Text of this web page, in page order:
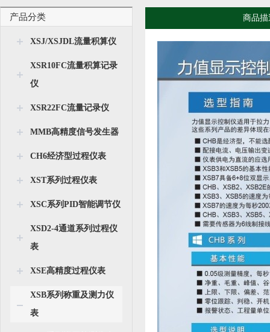
产品分类
XSJ/XSJDL流量积算仪
XSR10FC流量积算记录
仪
XSR22FC流量记录仪
MMB高精度信号发生器
CH6经济型过程仪表
XST系列过程仪表
XSC系列PID智能调节仪
XSD2-4通道系列过程仪
表
XSE高精度过程仪表
XSB系列称重及测力仪
表
商品描